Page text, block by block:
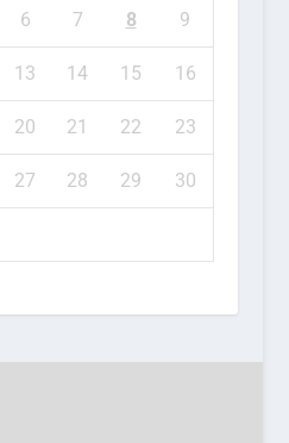
6 7 8 9
13 14 15 16
20 21 22 23
27 28 29 30